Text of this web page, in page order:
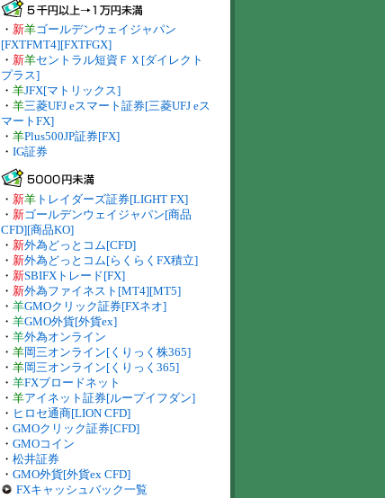
・ 新羊ゴールデンウェイジャパン
[FXTFMT4][FXTFGX]
・ 新羊セントラル短資ＦＸ[ダイレクト
プラス]
・ 羊JFX[マトリックス]
・ 羊三菱UFJ eスマート証券[三菱UFJ eス
マートFX]
・ 羊Plus500JP証券[FX]
・ IG証券
・ 新羊 トレイダーズ証券[LIGHT FX]
・ 新ゴールデンウェイジャパン[商品
CFD][商品KO]
・ 新外為どっとコム[CFD]
・ 新外為どっとコム[らくらくFX積立]
・ 新SBIFXトレード[FX]
・ 新外為ファイネスト[MT4][MT5]
・ 羊GMOクリック証券[FXネオ]
・ 羊GMO外貨[外貨ex]
・ 羊外為オンライン
・ 羊岡三オンライン[くりっく株365]
・ 羊岡三オンライン[くりっく365]
・ 羊FXブロードネット
・ 羊アイネット証券[ループイフダン]
・ ヒロセ通商[LION CFD]
・ GMOクリック証券[CFD]
・ GMOコイン
・ 松井証券
・ GMO外貨[外貨ex CFD]
FXキャッシュバック一覧